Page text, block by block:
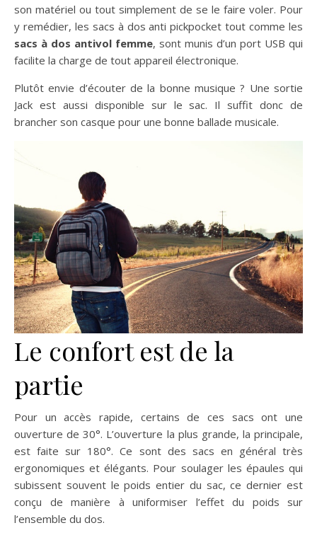
son matériel ou tout simplement de se le faire voler. Pour
y remédier, les sacs à dos anti pickpocket tout comme les
sacs à dos antivol femme, sont munis d’un port USB qui
facilite la charge de tout appareil électronique.
Plutôt envie d’écouter de la bonne musique ? Une sortie
Jack est aussi disponible sur le sac. Il suffit donc de
brancher son casque pour une bonne ballade musicale.
Le confort est de la
partie
Pour un accès rapide, certains de ces sacs ont une
ouverture de 30°. L’ouverture la plus grande, la principale,
est faite sur 180°. Ce sont des sacs en général très
ergonomiques et élégants. Pour soulager les épaules qui
subissent souvent le poids entier du sac, ce dernier est
conçu de manière à uniformiser l’effet du poids sur
l’ensemble du dos.